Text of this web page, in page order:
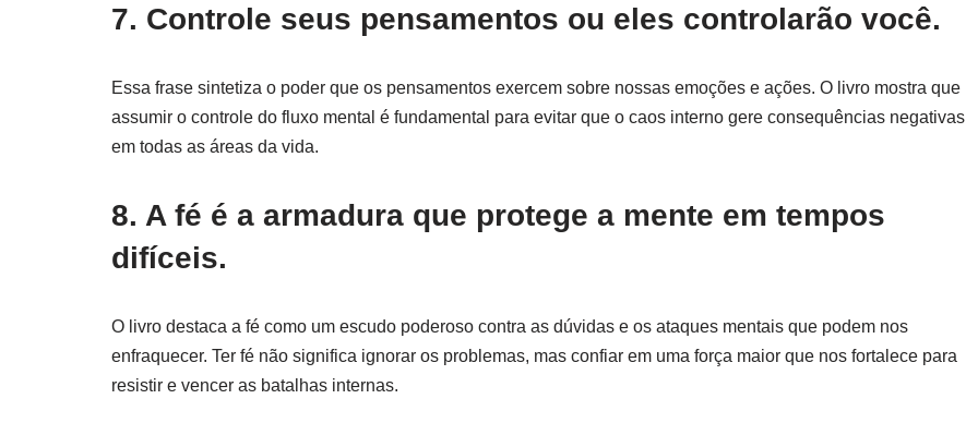
7. Controle seus pensamentos ou eles controlarão você.
Essa frase sintetiza o poder que os pensamentos exercem sobre nossas emoções e ações. O livro mostra que
assumir o controle do fluxo mental é fundamental para evitar que o caos interno gere consequências negativas
em todas as áreas da vida.
8. A fé é a armadura que protege a mente em tempos
difíceis.
O livro destaca a fé como um escudo poderoso contra as dúvidas e os ataques mentais que podem nos
enfraquecer. Ter fé não significa ignorar os problemas, mas confiar em uma força maior que nos fortalece para
resistir e vencer as batalhas internas.